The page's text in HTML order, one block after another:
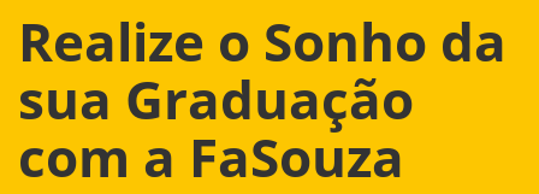
Realize o Sonho da
sua Graduação
com a FaSouza